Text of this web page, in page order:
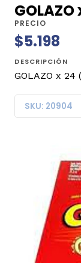
PRECIO
$5.198
DESCRIPCIÓN
GOLAZO x 24
SKU: 20904